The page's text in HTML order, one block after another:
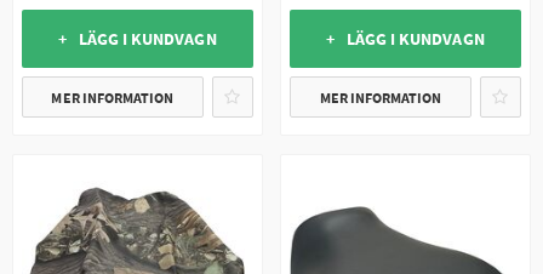
+ LÄGG I KUNDVAGN
MER INFORMATION
+ LÄGG I KUNDVAGN
MER INFORMATION